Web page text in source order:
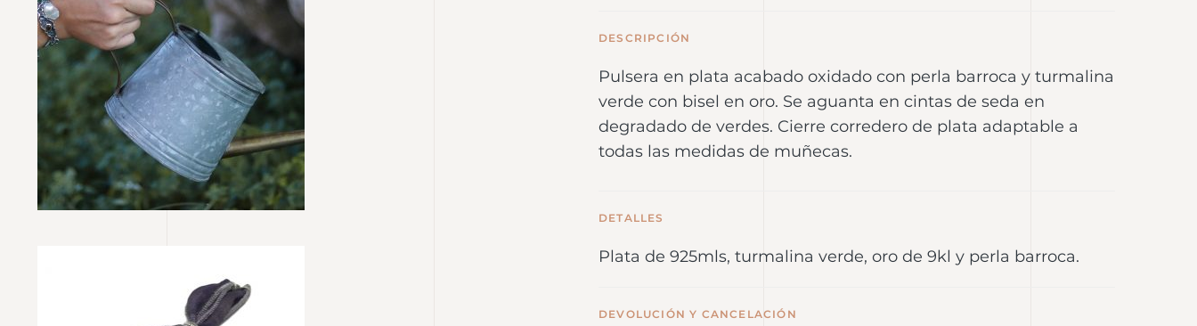
DESCRIPCIÓN
Pulsera en plata acabado oxidado con perla barroca y turmalina
verde con bisel en oro. Se aguanta en cintas de seda en
degradado de verdes. Cierre corredero de plata adaptable a
todas las medidas de muñecas.
DETALLES
Plata de 925mls, turmalina verde, oro de 9kl y perla barroca.
DEVOLUCIÓN Y CANCELACIÓN